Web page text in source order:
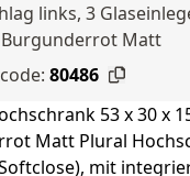
links, 3
Matt
80486